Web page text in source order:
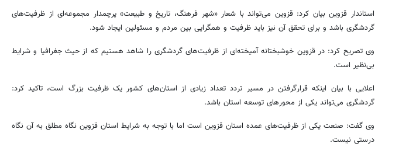
استاندار قزوین بیان کرد: قزوین می‌تواند با شعار «شهر فرهنگ، تاریخ و طبیعت» پرچمدار مجموعه‌ای از ظرفیت‌های
گردشگری باشد و برای تحقق آن نیز باید ظرفیت و همگرایی بین مردم و مسئولین ایجاد شود.
وی تصریح کرد: در قزوین خوشبختانه آمیخته‌ای از ظرفیت‌های گردشگری را شاهد هستیم که از حیث جغرافیا و شرایط
بی‌نظیر است.
اعلایی با بیان اینکه قرارگرفتندر مسیر تردد تعداد زیادی از استان‌های کشور یک ظرفیت بزرگ است، تاکید کرد:
گردشگری می‌تواند یکی از محورهای توسعه استان باشد.
وی گفت: صنعت یکی از ظرفیت‌های عمده استان قزوین است اما با توجه به شرایط استان قزوین نگاه مطلق به آن نگاه
درستی نیست.